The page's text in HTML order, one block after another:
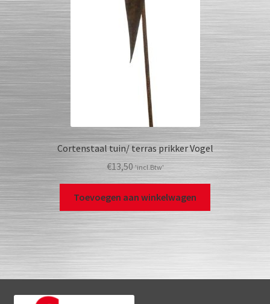
Cortenstaal tuin/ terras prikker Vogel
€13,50 'incl.Btw'
Toevoegen aan winkelwagen